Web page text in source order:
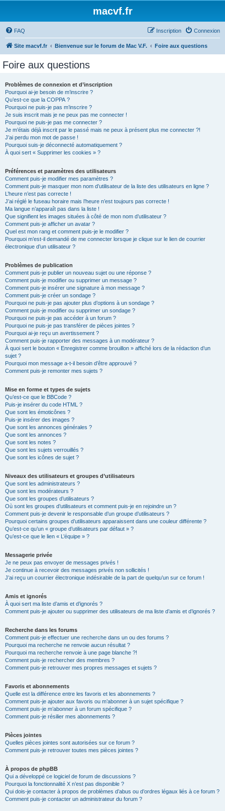
macvf.fr
FAQ Connexion
Inscription
Site macvf.fr Bienvenue sur le forum de Mac V.F. Foire aux questions
Foire aux questions
Problèmes de connexion et d’inscription
Pourquoi ai-je besoin de m’inscrire ?
Qu’est-ce que la COPPA ?
Pourquoi ne puis-je pas m’inscrire ?
Je suis inscrit mais je ne peux pas me connecter !
Pourquoi ne puis-je pas me connecter ?
Je m’étais déjà inscrit par le passé mais ne peux à présent plus me connecter ?!
J’ai perdu mon mot de passe !
Pourquoi suis-je déconnecté automatiquement ?
À quoi sert « Supprimer les cookies » ?
Préférences et paramètres des utilisateurs
Comment puis-je modifier mes paramètres ?
Comment puis-je masquer mon nom d’utilisateur de la liste des utilisateurs en ligne ?
L’heure n’est pas correcte !
J’ai réglé le fuseau horaire mais l’heure n’est toujours pas correcte !
Ma langue n’apparaît pas dans la liste !
Que signifient les images situées à côté de mon nom d’utilisateur ?
Comment puis-je afficher un avatar ?
Quel est mon rang et comment puis-je le modifier ?
Pourquoi m’est-il demandé de me connecter lorsque je clique sur le lien de courrier
électronique d’un utilisateur ?
Problèmes de publication
Comment puis-je publier un nouveau sujet ou une réponse ?
Comment puis-je modifier ou supprimer un message ?
Comment puis-je insérer une signature à mon message ?
Comment puis-je créer un sondage ?
Pourquoi ne puis-je pas ajouter plus d’options à un sondage ?
Comment puis-je modifier ou supprimer un sondage ?
Pourquoi ne puis-je pas accéder à un forum ?
Pourquoi ne puis-je pas transférer de pièces jointes ?
Pourquoi ai-je reçu un avertissement ?
Comment puis-je rapporter des messages à un modérateur ?
À quoi sert le bouton « Enregistrer comme brouillon » affiché lors de la rédaction d’un
sujet ?
Pourquoi mon message a-t-il besoin d’être approuvé ?
Comment puis-je remonter mes sujets ?
Mise en forme et types de sujets
Qu’est-ce que le BBCode ?
Puis-je insérer du code HTML ?
Que sont les émoticônes ?
Puis-je insérer des images ?
Que sont les annonces générales ?
Que sont les annonces ?
Que sont les notes ?
Que sont les sujets verrouillés ?
Que sont les icônes de sujet ?
Niveaux des utilisateurs et groupes d’utilisateurs
Que sont les administrateurs ?
Que sont les modérateurs ?
Que sont les groupes d’utilisateurs ?
Où sont les groupes d’utilisateurs et comment puis-je en rejoindre un ?
Comment puis-je devenir le responsable d’un groupe d’utilisateurs ?
Pourquoi certains groupes d’utilisateurs apparaissent dans une couleur différente ?
Qu’est-ce qu’un « groupe d’utilisateurs par défaut » ?
Qu’est-ce que le lien « L’équipe » ?
Messagerie privée
Je ne peux pas envoyer de messages privés !
Je continue à recevoir des messages privés non sollicités !
J’ai reçu un courrier électronique indésirable de la part de quelqu’un sur ce forum !
Amis et ignorés
À quoi sert ma liste d’amis et d’ignorés ?
Comment puis-je ajouter ou supprimer des utilisateurs de ma liste d’amis et d’ignorés ?
Recherche dans les forums
Comment puis-je effectuer une recherche dans un ou des forums ?
Pourquoi ma recherche ne renvoie aucun résultat ?
Pourquoi ma recherche renvoie à une page blanche ?!
Comment puis-je rechercher des membres ?
Comment puis-je retrouver mes propres messages et sujets ?
Favoris et abonnements
Quelle est la différence entre les favoris et les abonnements ?
Comment puis-je ajouter aux favoris ou m’abonner à un sujet spécifique ?
Comment puis-je m’abonner à un forum spécifique ?
Comment puis-je résilier mes abonnements ?
Pièces jointes
Quelles pièces jointes sont autorisées sur ce forum ?
Comment puis-je retrouver toutes mes pièces jointes ?
À propos de phpBB
Qui a développé ce logiciel de forum de discussions ?
Pourquoi la fonctionnalité X n’est pas disponible ?
Qui dois-je contacter à propos de problèmes d’abus ou d’ordres légaux liés à ce forum ?
Comment puis-je contacter un administrateur du forum ?